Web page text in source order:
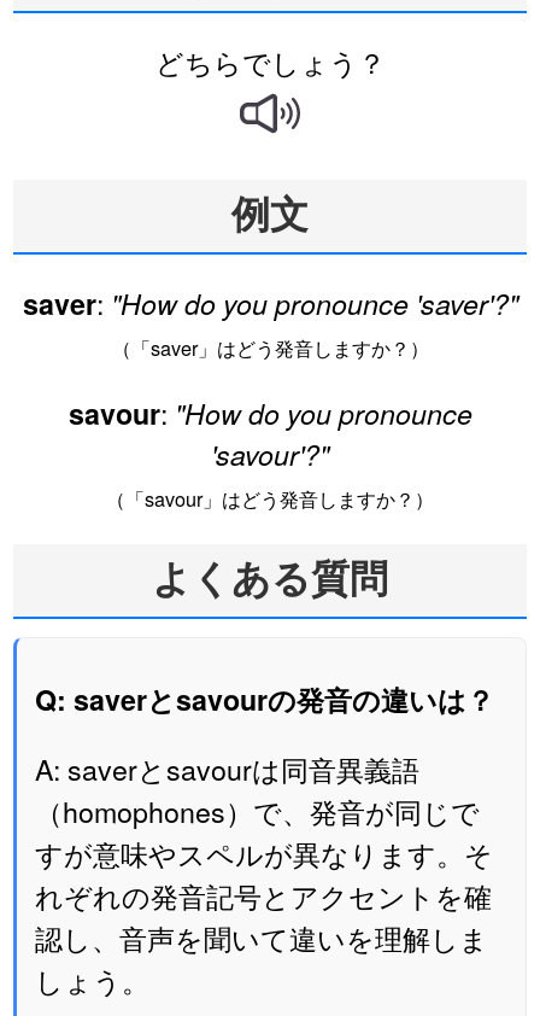
どちらでしょう？
例文
saver: "How do you pronounce 'saver'?"
（「saver」はどう発音しますか？）
savour: "How do you pronounce
'savour'?"
（「savour」はどう発音しますか？）
よくある質問
Q: saverとsavourの発音の違いは？
A: saverとsavourは同音異義語
（homophones）で、発音が同じで
すが意味やスペルが異なります。そ
れぞれの発音記号とアクセントを確
認し、音声を聞いて違いを理解しま
しょう。